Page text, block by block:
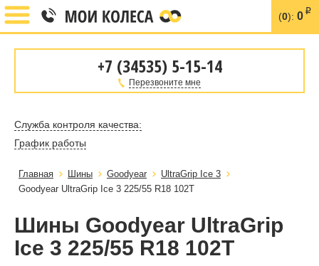
(0): 0 i
+7 (34535) 5-15-14
Перезвоните мне
Служба контроля качества:
График работы
Главная Шины Goodyear
UltraGrip Ice 3
Goodyear UltraGrip Ice 3 225/55 R18 102T
Шины Goodyear UltraGrip
Ice 3 225/55 R18 102T